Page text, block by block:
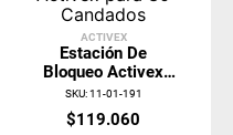
ACTIVEX
Estación De
Bloqueo Activex
Para 30 Candados
SKU:11-01-191
$119.060